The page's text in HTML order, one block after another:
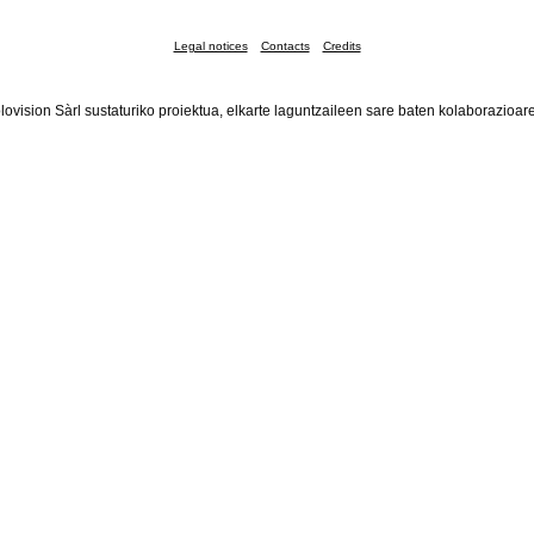
Legal notices Contacts Credits
Sàrl sustaturiko proiektua, elkarte laguntzaileen sare baten